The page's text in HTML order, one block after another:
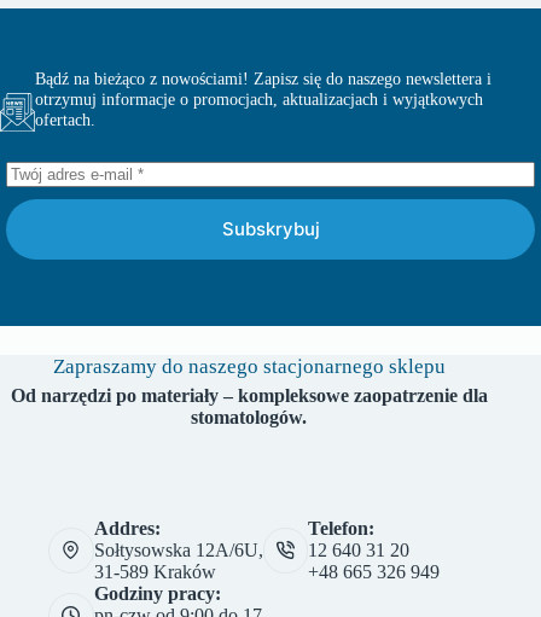
Bądź na bieżąco z nowościami! Zapisz się do naszego newslettera i
otrzymuj informacje o promocjach, aktualizacjach i wyjątkowych
ofertach.
Subskrybuj
Zapraszamy do naszego stacjonarnego sklepu
Od narzędzi po materiały – kompleksowe zaopatrzenie dla
stomatologów.
Addres:
Sołtysowska 12A/6U,
31-589 Kraków
Telefon:
12 640 31 20
+48 665 326 949
Godziny pracy: